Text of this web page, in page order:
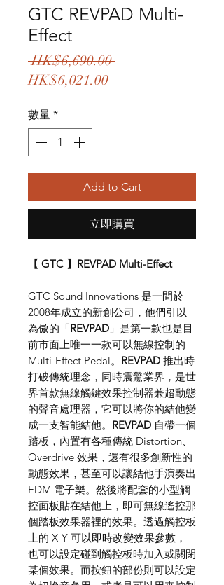
GTC REVPAD Multi-
Effect
HK$6,690.00 一
HK$6,021.00促
數量 *
Add to Cart
立即購買
【 GTC 】REVPAD Multi-Effect
GTC Sound Innovations 是一間於
2008年成立的新創公司，他們引以
為傲的「REVPAD 」是第一款也是目
前市面上唯一一款可以無線控制的
Multi-Effect Pedal。 REVPAD 推出時
打破傳統理念，同時震驚業界，是世
界首款無線觸鍵效果控制器兼超動態
的聲音處理器，它可以將你的結他變
成一支智能結他。 REVPAD 自帶一個
踏板，內置有各種傳統 Distortion、
Overdrive 效果，還有很多創新性的
動態效果，甚至可以讓結他手演奏出
EDM 電子樂。然後將配套的小型觸
控面板貼在結他上，即可無線遙控那
個踏板效果器裡的效果。透過觸控板
上的 X-Y 可以即時改變效果參數，
也可以設定碰到觸控板時加入或關閉
某個效果。而按鈕的部份則可以設定